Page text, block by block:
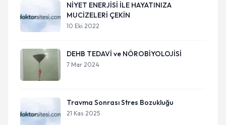
NİYET ENERJİSİ İLE HAYATINIZA
MUCİZELERİ ÇEKİN
10 Eki 2022
DEHB TEDAVİ ve NÖROBİYOLOJİSİ
7 Mar 2024
Travma Sonrası Stres Bozukluğu
21 Kas 2025